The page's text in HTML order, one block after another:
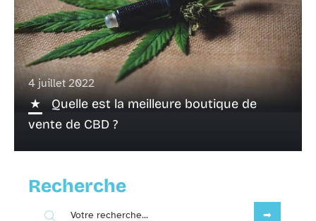
4 juillet 2022
Quelle est la meilleure boutique de
vente de CBD ?
Recherche